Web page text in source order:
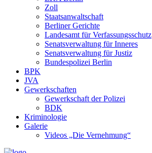
Zoll
Staatsanwaltschaft
Berliner Gerichte
Landesamt für Verfassungsschutz
Senatsverwaltung für Inneres
Senatsverwaltung für Justiz
Bundespolizei Berlin
BPK
JVA
Gewerkschaften
Gewerkschaft der Polizei
BDK
Kriminologie
Galerie
Videos „Die Vernehmung“